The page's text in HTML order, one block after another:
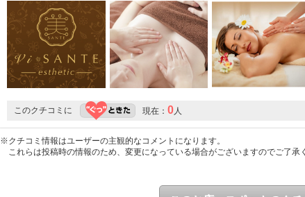
このクチコミに 現在： 0人
※クチコミ情報はユーザーの主観的なコメントになります。
これらは投稿時の情報のため、変更になっている場合がございますのでご了承